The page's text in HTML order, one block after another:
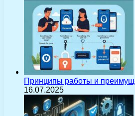
Принципы работы и
16.07.2025